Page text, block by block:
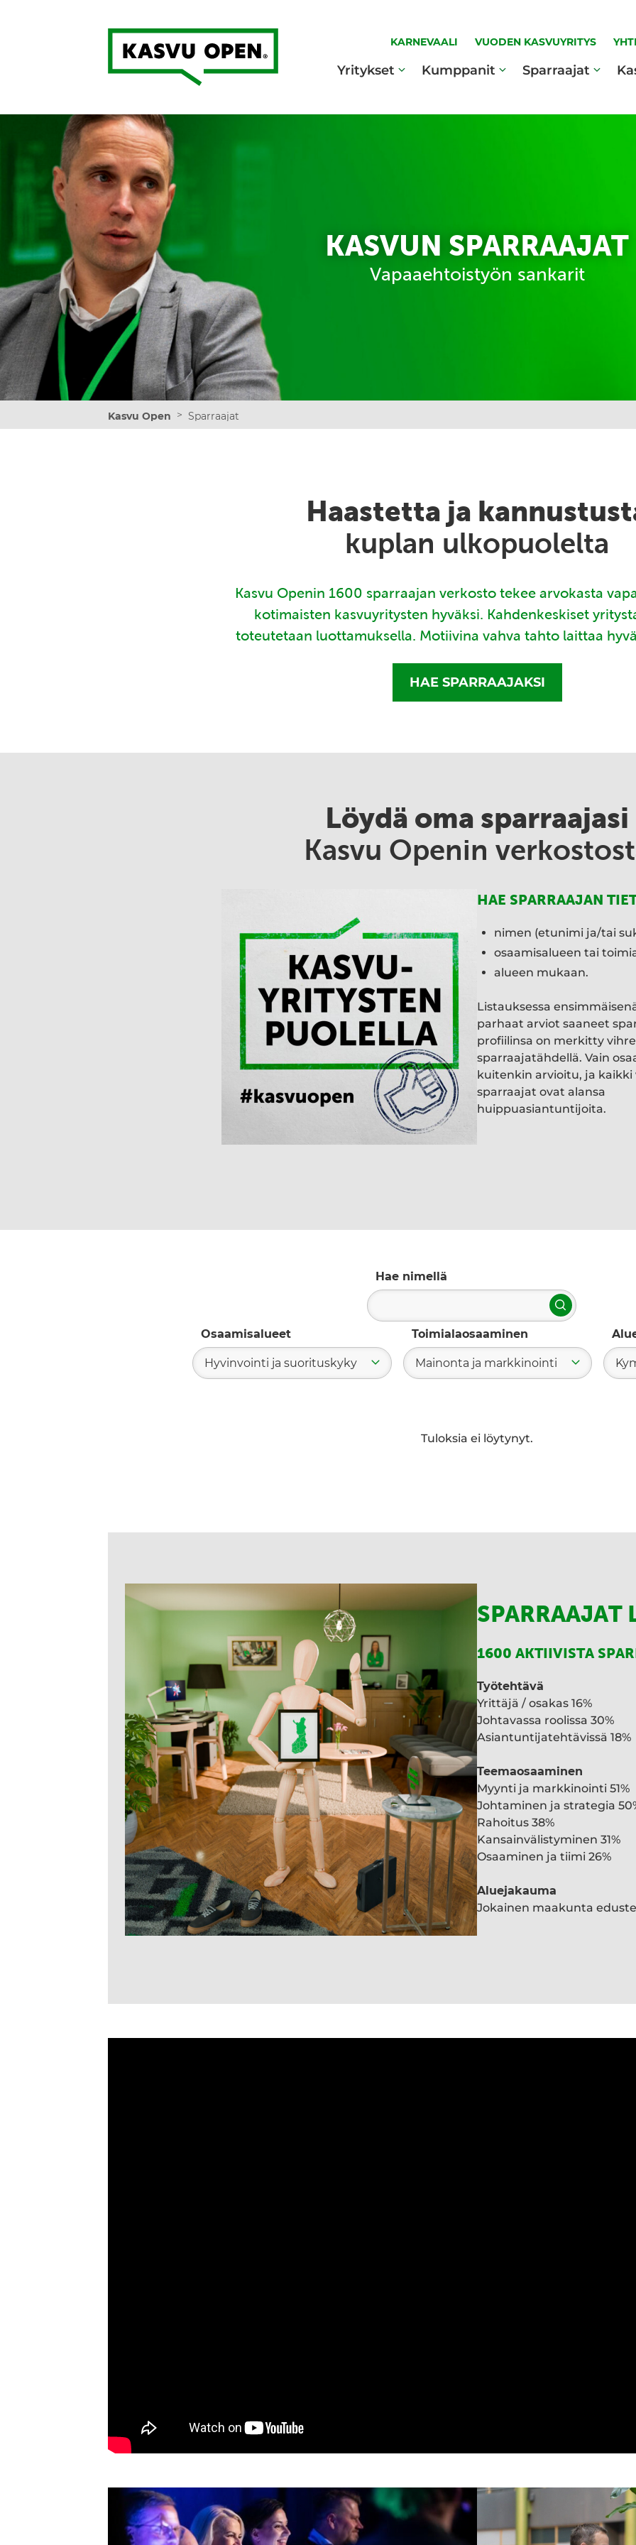
Kasvu Open
KARNEVAALI VUODEN KASVUYRITYS
Yritykset Kumppanit Sparraajat
KASVUN SPARRAAJAT
Vapaaehtoistyön sankarit
Kasvu Open > Sparraajat
Haastetta ja
kuplan ulkopuolelta
Kasvu Openin 1600 sparraajan verkosto tekee arvokasta
kotimaisten kasvuyritysten hyväksi. Kahdenkeskiset
toteutetaan luottamuksella. Motiivina vahva tahto laittaa
HAE SPARRAAJAKSI
Löydä oma sparraajasi
Kasvu Openin
HAE SPARRAAJAN
nimen (etunimi ja/tai
osaamisalueen tai
alueen mukaan.
Listauksessa
parhaat arviot saaneet
profiilinsa on merkitty
sparraajatähdellä. Vain
kuitenkin arvioitu, ja
sparraajat ovat alansa
huippuasiantuntijoita.
Hae nimellä
Hae
Osaamisalueet
Hyvinvointi ja suorituskyky
Toimialaosaaminen
Mainonta ja markkinointi
Tuloksia ei löytynyt.
SPARRAAJAT
1600 AKTIIVISTA
Työtehtävä
Yrittäjä / osakas 16%
Johtavassa roolissa 30%
Asiantuntijatehtävissä 18%
Teemaosaaminen
Myynti ja markkinointi 51%
Johtaminen ja strategia
Rahoitus 38%
Kansainvälistyminen 31%
Osaaminen ja tiimi 26%
Aluejakauma
Jokainen maakunta